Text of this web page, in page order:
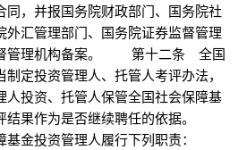
同，并报国务院财政部门、国务院社
外汇管理部门、国务院证券监督管理
督管理机构备案。 第十二条 全国
定投资管理人、托管人考评办法，
人投资、托管人保管全国社会保障基
结果作为是否继续聘任的依据。
基金投资管理人履行下列职责：